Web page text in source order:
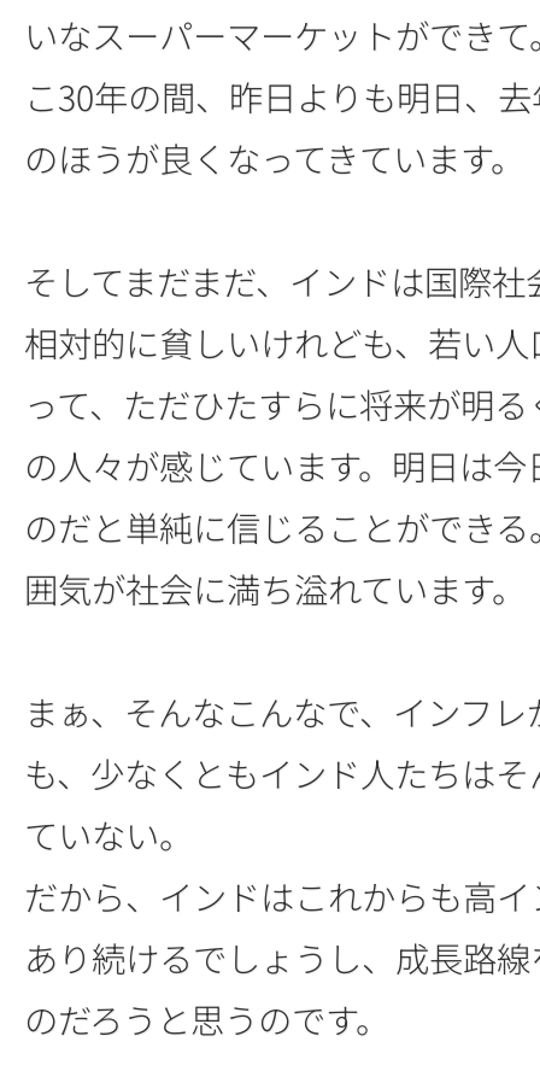
いなスーパーマーケットができ
こ30年の間、昨日よりも明日、
のほうが良くなってきています。
そしてまだまだ、インドは国際
相対的に貧しいけれども、若い
って、ただひたすらに将来が明
の人々が感じています。明日は
のだと単純に信じることができ
囲気が社会に満ち溢れています。
まぁ、そんなこんなで、インフ
も、少なくともインド人たちは
ていない。
だから、インドはこれからも高
あり続けるでしょうし、成長路
のだろうと思うのです。